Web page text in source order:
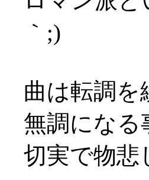
｀;)
曲は転調
無調になる
切実で物